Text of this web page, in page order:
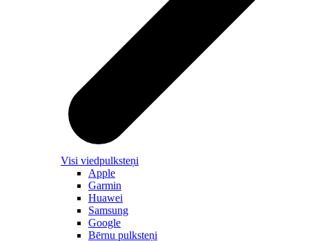
Visi viedpulksteņi
Apple
Garmin
Huawei
Samsung
Google
Bērnu pulksteņi